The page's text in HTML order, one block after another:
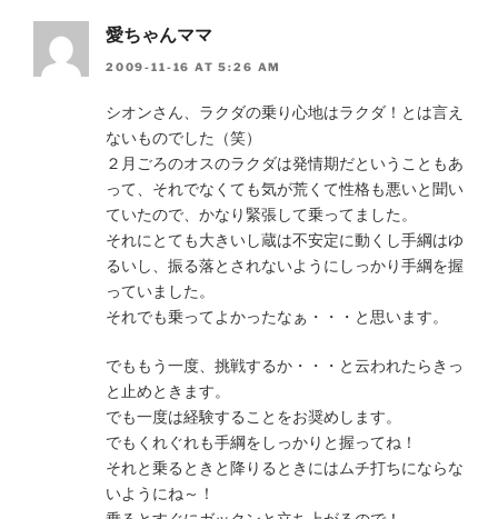
愛ちゃんママ
2009-11-16 AT 5:26 AM
シオンさん、ラクダの乗り心地はラクダ！とは言え
ないものでした（笑）
２月ごろのオスのラクダは発情期だということもあ
って、それでなくても気が荒くて性格も悪いと聞い
ていたので、かなり緊張して乗ってました。
それにとても大きいし蔵は不安定に動くし手綱はゆ
るいし、振る落とされないようにしっかり手綱を握
っていました。
それでも乗ってよかったなぁ・・・と思います。
でももう一度、挑戦するか・・・と云われたらきっ
と止めときます。
でも一度は経験することをお奨めします。
でもくれぐれも手綱をしっかりと握ってね！
それと乗るときと降りるときにはムチ打ちにならな
いようにね～！